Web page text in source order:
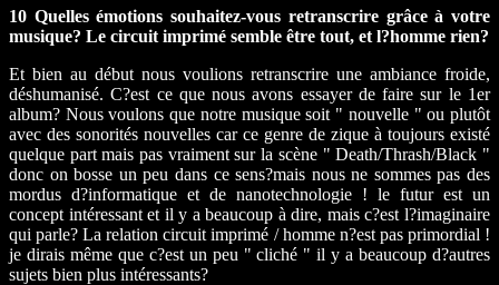
10 Quelles émotions souhaitez-vous retranscrire grâce à votre
musique? Le circuit imprimé semble être tout, et l?homme rien?
Et bien au début nous voulions retranscrire une ambiance froide,
déshumanisé. C?est ce que nous avons essayer de faire sur le 1er
album? Nous voulons que notre musique soit " nouvelle " ou plutôt
avec des sonorités nouvelles car ce genre de zique à toujours existé
quelque part mais pas vraiment sur la scène " Death/Thrash/Black "
donc on bosse un peu dans ce sens?mais nous ne sommes pas des
mordus d?informatique et de nanotechnologie ! le futur est un
concept intéressant et il y a beaucoup à dire, mais c?est l?imaginaire
qui parle? La relation circuit imprimé / homme n?est pas primordial !
je dirais même que c?est un peu " cliché " il y a beaucoup d?autres
sujets bien plus intéressants?